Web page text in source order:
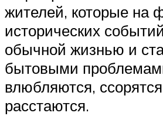
жителей, которые на
исторических
обычной жизнью и
бытовыми
влюбляются,
расстаются.